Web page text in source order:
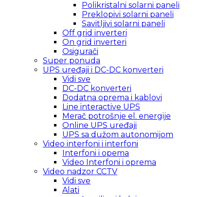
Polikristalni solarni paneli
Preklopivi solarni paneli
Savitljivi solarni paneli
Off grid inverteri
On grid inverteri
Osigurači
Super ponuda
UPS uređaji i DC-DC konverteri
Vidi sve
DC-DC konverteri
Dodatna oprema i kablovi
Line interactive UPS
Merač potrošnje el. energije
Online UPS uređaji
UPS sa dužom autonomijom
Video interfoni i interfoni
Interfoni i opema
Video Interfoni i oprema
Video nadzor CCTV
Vidi sve
Alati